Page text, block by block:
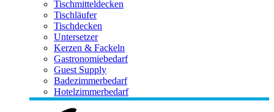
Tischmitteldecken
Tischläufer
Tischdecken
Untersetzer
Kerzen & Fackeln
Gastronomiebedarf
Guest Supply
Badezimmerbedarf
Hotelzimmerbedarf